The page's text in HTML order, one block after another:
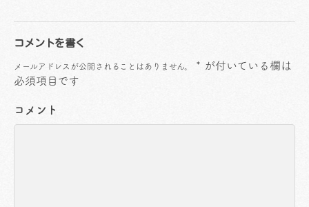
コメントを書く
メールアドレスが公開されることはありません。 * が付いている欄は
必須項目です
コメント